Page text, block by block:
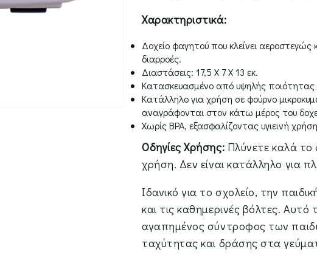
Χαρακτηριστικά:
Δοχείο φαγητού που κλείνει
διαρροές.
Διαστάσεις: 17,5 X 7 X 13 εκ.
Κατασκευασμένο από υψηλής
Κατάλληλο για χρήση σε φούρνο
αναγράφονται στον κάτω μέρος του
Χωρίς BPA, εξασφαλίζοντας υγιεινή
Οδηγίες Χρήσης: Πλύνετε καλά το
χρήση. Δεν είναι κατάλληλο για
Ιδανικό για το σχολείο, την
και τις καθημερινές βόλτες. Αυτό
αγαπημένος σύντροφος των
ταχύτητας και δράσης στα